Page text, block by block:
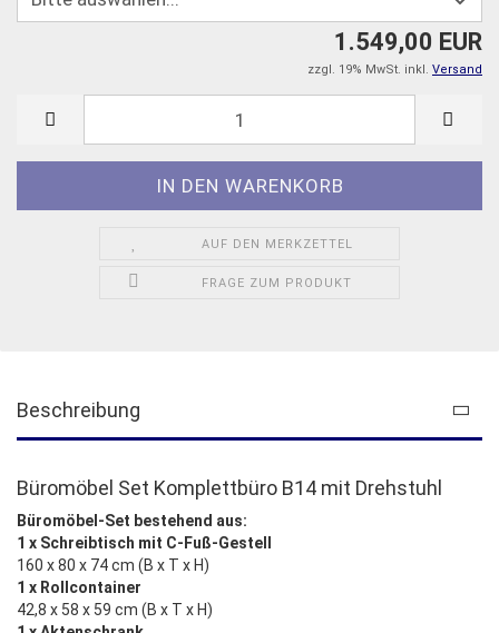
1.549,00 EUR
zzgl. 19% MwSt. inkl. Versand
AUF DEN MERKZETTEL
FRAGE ZUM PRODUKT
Beschreibung
Büromöbel Set Komplettbüro B14 mit Drehstuhl
Büromöbel-Set bestehend aus:
1 x Schreibtisch mit C-Fuß-Gestell
160 x 80 x 74 cm (B x T x H)
1 x Rollcontainer
42,8 x 58 x 59 cm (B x T x H)